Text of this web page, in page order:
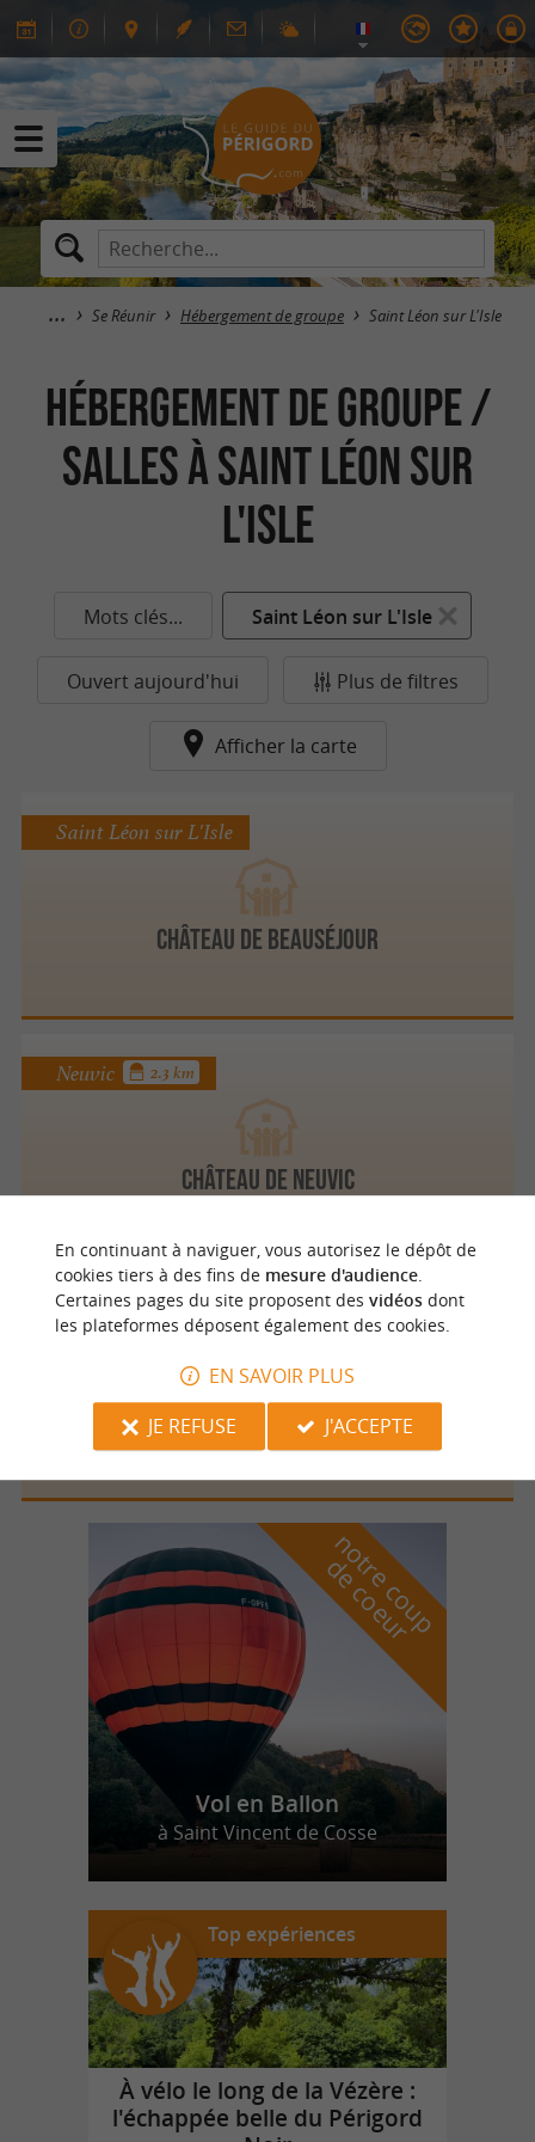
Se Réunir Hébergement de groupe Saint Léon sur L'Isle
Hébergement de groupe /
Salles à Saint Léon sur
L'Isle
Mots clés... Saint Léon sur L'Isle
Ouvert aujourd'hui Plus de filtres
Afficher la carte
Château de Beauséjour
Saint Léon sur L'Isle
Château de Neuvic
Neuvic 2.3 km
Domaine des Chaulnes
Grignols 4.7 km
n
o
t
r
e
c
o
u
p
d
e
c
o
e
u
r
Vol en Ballon
à Saint Vincent de Cosse
Top expériences
À vélo le long de la Vézère :
l'échappée belle du Périgord
En continuant à naviguer, vous autorisez le dépôt de
cookies tiers à des fins de mesure d'audience.
Certaines pages du site proposent des vidéosdont
les plateformes déposent également des cookies.
EN SAVOIR PLUS
JE REFUSE
J'ACCEPTE